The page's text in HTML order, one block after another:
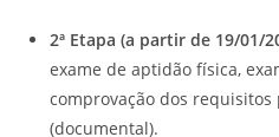
2ª Etapa (a partir de 19/01/
exame de aptidão física,
comprovação dos
(documental).